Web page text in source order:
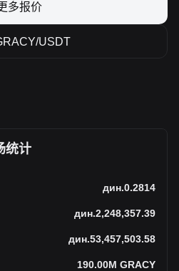
多报价
USDT
统计
дин.0.2814
дин.2,248,357.39
дин.53,457,503.58
190.00M GRACY